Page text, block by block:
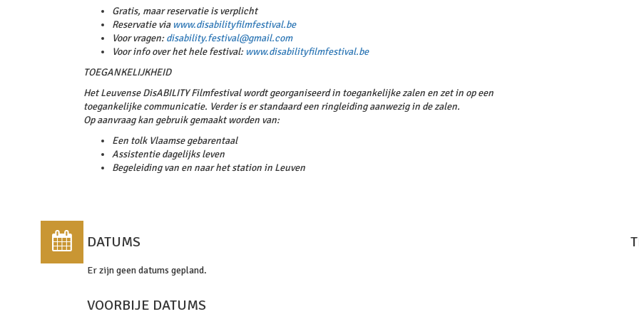
Gratis, maar reservatie is verplicht
Reservatie via www.disabilityfilmfestival.be
Voor vragen:disability.festival@gmail.com
Voor info over het hele festival: www.disabilityfilmfestival.be
TOEGANKELIJKHEID
Het Leuvense DisABILITY Filmfestival wordt georganiseerd in toegankelijke zalen en zet in op een
toegankelijke communicatie. Verder is er standaard een ringleiding aanwezig in de zalen.
Op aanvraag kan gebruik gemaakt worden van:
Een tolk Vlaamse gebarentaal
Assistentie dagelijks leven
Begeleiding van en naar het station in Leuven
DATUMS
Er zijn geen datums gepland.
VOORBIJE DATUMS